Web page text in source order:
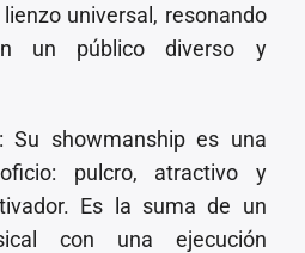
universal, resonando
un público diverso y
Su showmanship es una
pulcro, atractivo y
Es la suma de un
con una ejecución